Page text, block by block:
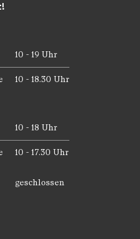
10 - 19 Uhr
10 - 18.30 Uhr
10 - 18 Uhr
10 - 17.30 Uhr
geschlossen